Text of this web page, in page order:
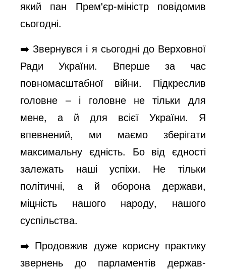
який пан Прем'єр-міністр повідомив
сьогодні.
➡️ Звернувся і я сьогодні до Верховної
Ради України. Вперше за час
повномасштабної війни. Підкреслив
головне – і головне не тільки для
мене, а й для всієї України. Я
впевнений, ми маємо зберігати
максимальну єдність. Бо від єдності
залежать наші успіхи. Не тільки
політичні, а й оборона держави,
міцність нашого народу, нашого
суспільства.
➡️ Продовжив дуже корисну практику
звернень до парламентів держав-